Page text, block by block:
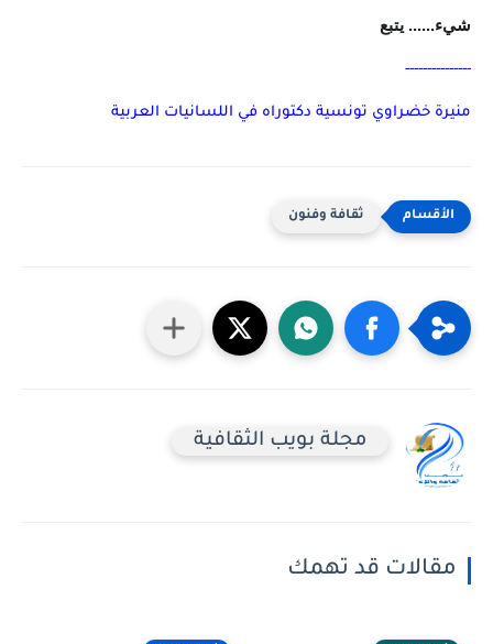
شيء...... يتبع
---------------
منيرة خضراوي تونسية دكتوراه في اللسانيات العربية
ثقافة وفنون
مجلة بويب الثقافية
مقالات قد تهمك